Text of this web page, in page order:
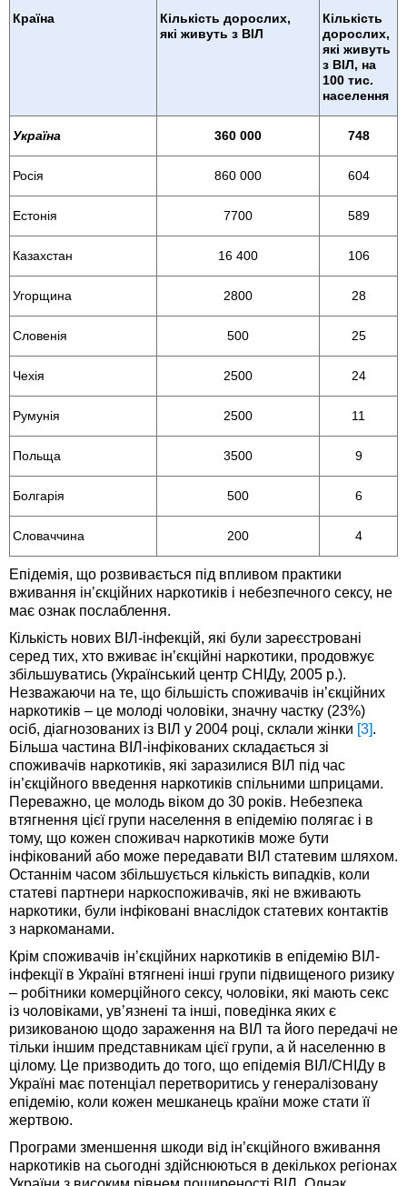
Країна
Кількість дорослих,
які живуть з ВІЛ
Кількість
дорослих,
які живуть
з ВІЛ, на
100 тис.
населення
Україна 360 000 748
Росія 860 000 604
Естонія 7700 589
Казахстан 16 400 106
Угорщина 2800 28
Словенія 500 25
Чехія 2500 24
Румунія 2500 11
Польща 3500 9
Болгарія 500 6
Словаччина 200 4
Епідемія, що розвивається під впливом практики
вживання ін’єкційних наркотиків і небезпечного сексу, не
має ознак послаблення.
Кількість нових ВІЛ-інфекцій, які були зареєстровані
серед тих, хто вживає ін’єкційні наркотики, продовжує
збільшуватись (Український центр СНІДу, 2005 р.).
Незважаючи на те, що біль­шість споживачів ін’єкційних
наркотиків – це молоді чоловіки, значну частку (23%)
осіб, діагнозованих із ВІЛ у 2004 році, склали жінки [3] .
Більша частина ВІЛ-інфікованих складається зі
споживачів наркотиків, які заразилися ВІЛ під час
ін’єкційного введення наркотиків спільними шприцами.
Переважно, це молодь віком до 30 років. Небезпека
втягнення цієї групи населення в епідемію полягає і в
тому, що кожен споживач наркотиків може бути
інфікований або може передавати ВІЛ статевим шляхом.
Останнім часом збільшується кількість випадків, коли
статеві партнери наркоспоживачів, які не вживають
наркотики, були інфіковані внаслідок статевих контактів
з наркоманами.
Крім споживачів ін’єкційних наркотиків в епідемію ВІЛ-
інфекції в Україні втягнені інші групи підвищеного ризику
– робітники комерційного сексу, чоловіки, які мають секс
із чоловіками, ув’язнені та інші, поведінка яких є
ризикованою щодо зараження на ВІЛ та його передачі не
тільки іншим представникам цієї групи, а й населенню в
цілому. Це призводить до того, що епідемія ВІЛ/СНІДу в
Україні має потенціал перетворитись у генералізовану
епідемію, коли кожен мешканець країни може стати її
жертвою.
Програми зменшення шкоди від ін’єкційного вживання
наркотиків на сьогодні здійснюються в декількох регіонах